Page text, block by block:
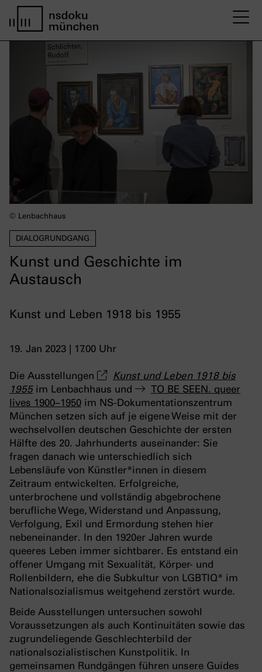
DIALOGRUNDGANG
Kunst und Geschichte im
Austausch
Kunst und Leben 1918 bis 1955
19. Jan 2023 | 17.00 Uhr
© Lenbachhaus
Die Ausstellungen
Kunst und Leben 1918 bis
1955im Lenbachhaus und
TO BE SEEN. queer
lives 1900–1950 im NS-Dokumentationszentrum
München setzen sich auf je eigene Weise mit der
wechselvollen deutschen Geschichte der ersten
Hälfte des 20. Jahrhunderts auseinander: Sie
fragen danach wie unterschiedlich sich
Lebensläufe von Künstler*innen in diesem
Zeitraum entwickelten. Erfolgreiche,
unterbrochene und vollständig abgebrochene
berufliche Wege, Widerstand und Anpassung,
Verfolgung, Exil und Ermordung stehen hier
nebeneinander. In den 1920er Jahren wurde
queeres Leben immer sichtbarer. Es entstand ein
offener Umgang mit Sexualität, Körper- und
Rollenbildern, ehe die Subkultur von LGBTIQ* im
Nationalsozialismus weitgehend zerstört wurde.
Beide Ausstellungen untersuchen sowohl
Voraussetzungen als auch Kontinuitäten sowie das
zugrundeliegende Geschlechterbild der
nationalsozialistischen Kunstpolitik. In
gemeinsamen Rundgängen führen unsere Guides